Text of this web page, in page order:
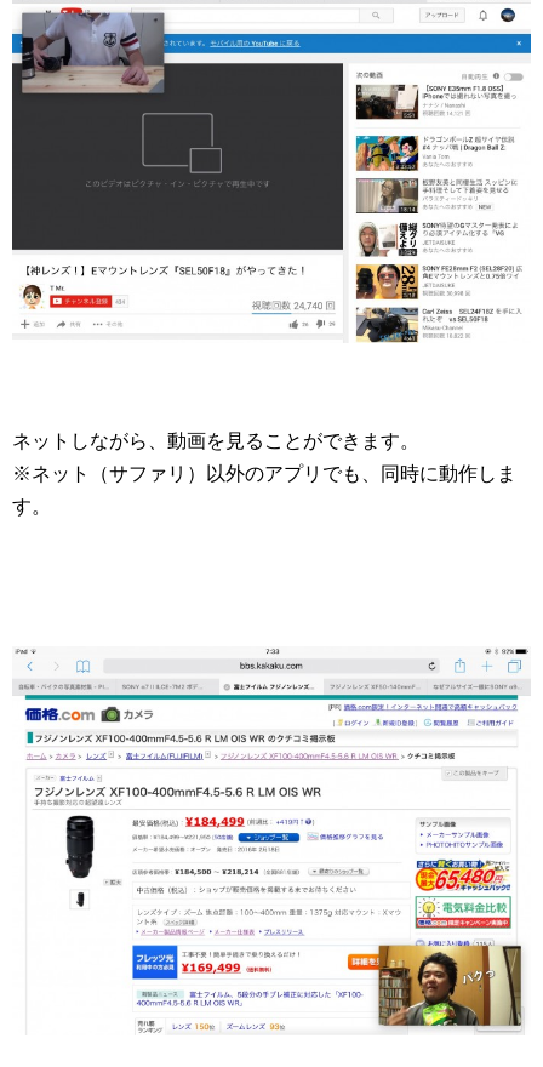
ネットしながら、動画を見ることができます。
※ネット（サファリ）以外のアプリでも、同時に動作しま
す。